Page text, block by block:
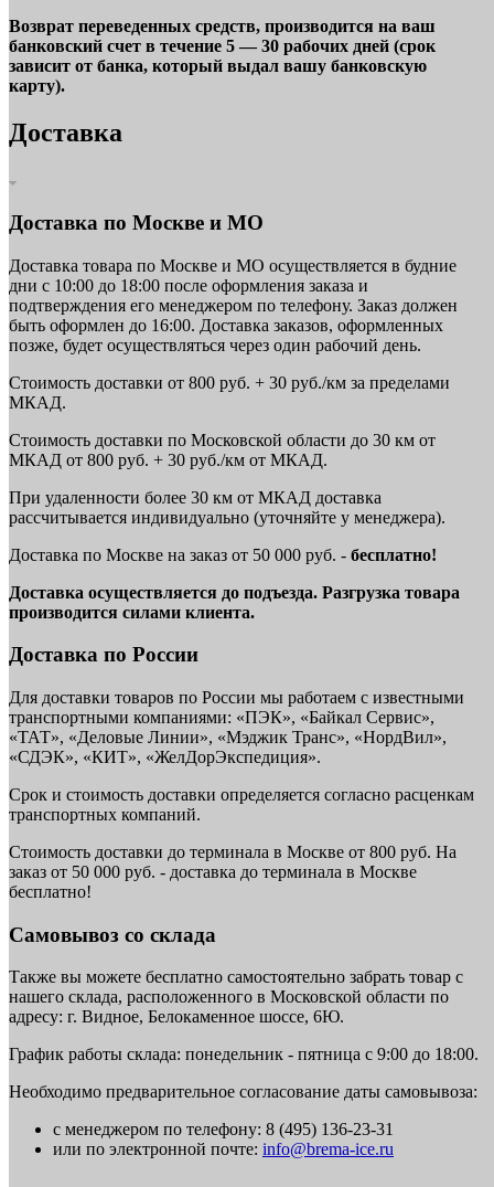
Возврат переведенных средств, производится на ваш
банковский счет в течение 5 — 30 рабочих дней (срок
зависит от банка, который выдал вашу банковскую
карту).
Доставка
Доставка по Москве и МО
Доставка товара по Москве и МО осуществляется в будние
дни с 10:00 до 18:00 после оформления заказа и
подтверждения его менеджером по телефону. Заказ должен
быть оформлен до 16:00. Доставка заказов, оформленных
позже, будет осуществляться через один рабочий день.
Стоимость доставки от 800 руб. + 30 руб./км за пределами
МКАД.
Стоимость доставки по Московской области до 30 км от
МКАД от 800 руб. + 30 руб./км от МКАД.
При удаленности более 30 км от МКАД доставка
рассчитывается индивидуально (уточняйте у менеджера).
Доставка по Москве на заказ от 50 000 руб. - бесплатно!
Доставка осуществляется до подъезда. Разгрузка товара
производится силами клиента.
Доставка по России
Для доставки товаров по России мы работаем с известными
транспортными компаниями: «ПЭК», «Байкал Сервис»,
«ТАТ», «Деловые Линии», «Мэджик Транс», «НордВил»,
«СДЭК», «КИТ», «ЖелДорЭкспедиция».
Срок и стоимость доставки определяется согласно расценкам
транспортных компаний.
Стоимость доставки до терминала в Москве от 800 руб. На
заказ от 50 000 руб. - доставка до терминала в Москве
бесплатно!
Самовывоз со склада
Также вы можете бесплатно самостоятельно забрать товар с
нашего склада, расположенного в Московской области по
адресу: г. Видное, Белокаменное шоссе, 6Ю.
График работы склада: понедельник - пятница с 9:00 до 18:00.
Необходимо предварительное согласование даты самовывоза:
с менеджером по телефону: 8 (495) 136-23-31
или по электронной почте: info@brema-ice.ru